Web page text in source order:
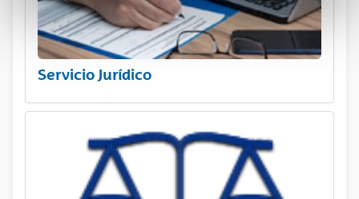
Servicio Jurídico